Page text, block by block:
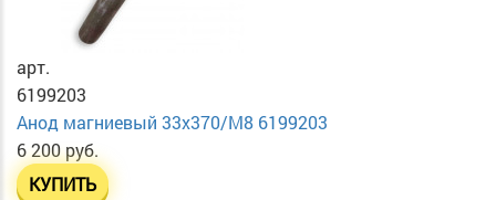
арт.
6199203
Анод магниевый 33х370/М8 6199203
6 200 руб.
КУПИТЬ